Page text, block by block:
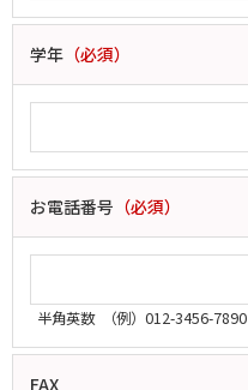
学年 （必須）
お電話番号 （必須）
半角英数 （例）012-3456-7890
FAX